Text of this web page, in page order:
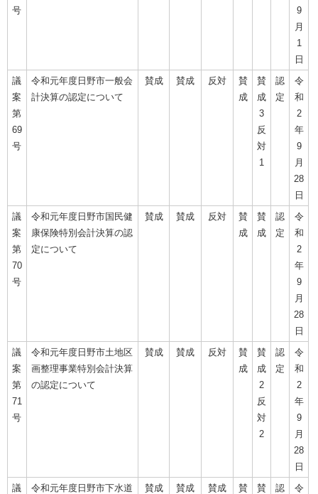
号
9
月
1
日
議
案
第
69
号
令和元年度日野市一般会
計決算の認定について
賛成 賛成 反対
賛
成
賛
成
3
反
対
1
認
定
令
和
2
年
9
月
28
日
議
案
第
70
号
令和元年度日野市国民健
康保険特別会計決算の認
定について
賛成 賛成 反対
賛
成
賛
成
認
定
令
和
2
年
9
月
28
日
議
案
第
71
号
令和元年度日野市土地区
画整理事業特別会計決算
の認定について
賛成 賛成 反対
賛
成
賛
成
2
反
対
2
認
定
令
和
2
年
9
月
28
日
議
令和元年度日野市下水道
賛成 賛成 賛成
賛
賛
認
令